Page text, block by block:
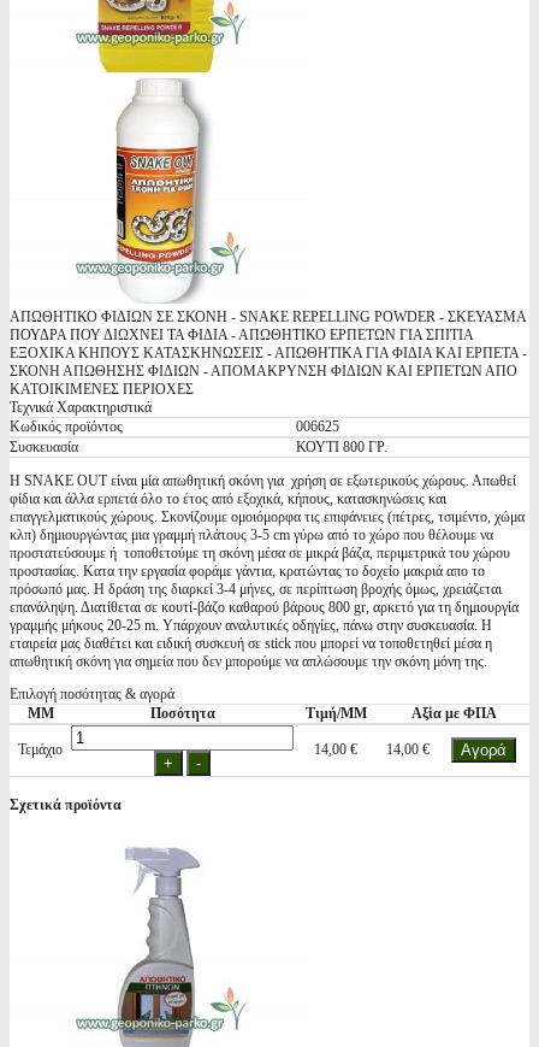
ΑΠΩΘΗΤΙΚΟ ΦΙΔΙΩΝ ΣΕ ΣΚΟΝΗ - SNAKE REPELLING POWDER - ΣΚΕΥΑΣΜΑ
ΠΟΥΔΡΑ ΠΟΥ ΔΙΩΧΝΕΙ ΤΑ ΦΙΔΙΑ - ΑΠΩΘΗΤΙΚΟ ΕΡΠΕΤΩΝ ΓΙΑ ΣΠΙΤΙΑ
ΕΞΟΧΙΚΑ ΚΗΠΟΥΣ ΚΑΤΑΣΚΗΝΩΣΕΙΣ - ΑΠΩΘΗΤΙΚΑ ΓΙΑ ΦΙΔΙΑ ΚΑΙ ΕΡΠΕΤΑ -
ΣΚΟΝΗ ΑΠΩΘΗΣΗΣ ΦΙΔΙΩΝ - ΑΠΟΜΑΚΡΥΝΣΗ ΦΙΔΙΩΝ ΚΑΙ ΕΡΠΕΤΩΝ ΑΠΟ
ΚΑΤΟΙΚΙΜΕΝΕΣ ΠΕΡΙΟΧΕΣ
Τεχνικά Χαρακτηριστικά
Κωδικός προϊόντος
006625
Συσκευασία
ΚΟΥΤΙ 800 ΓΡ.
Η SNAKE OUT είναι μία απωθητική σκόνη για χρήση σε εξωτερικούς χώρους. Απωθεί
φίδια και άλλα ερπετά όλο το έτος από εξοχικά, κήπους, κατασκηνώσεις και
επαγγελματικούς χώρους. Σκονίζουμε ομοιόμορφα τις επιφάνειες (πέτρες, τσιμέντο, χώμα
κλπ) δημιουργώντας μια γραμμή πλάτους 3-5 cm γύρω από το χώρο που θέλουμε να
προστατεύσουμε ή τοποθετούμε τη σκόνη μέσα σε μικρά βάζα, περιμετρικά του χώρου
προστασίας. Κατα την εργασία φοράμε γάντια, κρατώντας το δοχείο μακριά απο το
πρόσωπό μας. Η δράση της διαρκεί 3-4 μήνες, σε περίπτωση βροχής όμως, χρειάζεται
επανάληψη. Διατίθεται σε κουτί-βάζο καθαρού βάρους 800 gr, αρκετό για τη δημιουργία
γραμμής μήκους 20-25 m. Yπάρχουν αναλυτικές οδηγίες, πάνω στην συσκευασία. Η
εταιρεία μας διαθέτει και ειδική συσκευή σε stick που μπορεί να τοποθετηθεί μέσα η
απωθητική σκόνη για σημεία που δεν μπορούμε να απλώσουμε την σκόνη μόνη της.
Επιλογή ποσότητας & αγορά
ΜΜ
Ποσότητα Τιμή/ΜΜ Αξία με ΦΠΑ
Τεμάχιο 14,00 € 14,00 €
Σχετικά προϊόντα